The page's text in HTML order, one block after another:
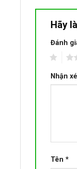
Hãy
Đánh
Nhận
Tên *